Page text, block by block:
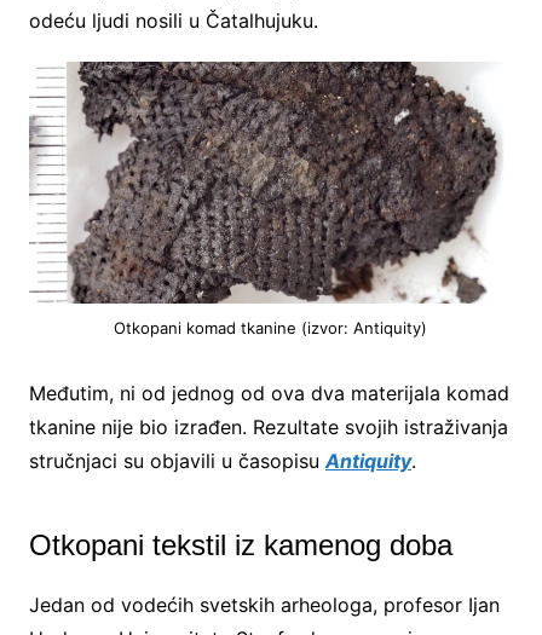
odeću ljudi nosili u Čatalhujuku.
Otkopani komad tkanine (izvor: Antiquity)
Međutim, ni od jednog od ova dva materijala komad
tkanine nije bio izrađen. Rezultate svojih istraživanja
stručnjaci su objavili u časopisu Antiquity.
Otkopani tekstil iz kamenog doba
Jedan od vodećih svetskih arheologa, profesor Ijan